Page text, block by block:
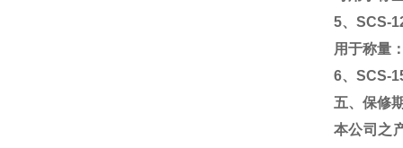
5、SCS-
用于称量
6、SCS-
五、保修
本公司之